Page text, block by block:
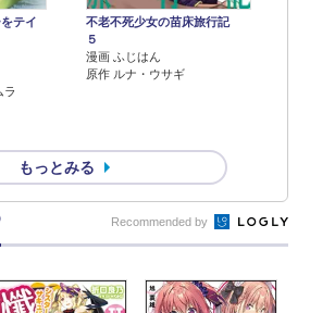
テイ
ラ
不老不死少女の苗床旅行記
５
漫画 ふじはん
原作 ルナ・ウサギ
もっとみる
Recommended by